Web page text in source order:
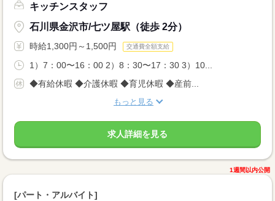
キッチンスタッフ
石川県金沢市/七ツ屋駅（徒歩 2分）
時給1,300円～1,500円 交通費全額支給
1）7：00〜16：00 2）8：30〜17：30 3）10...
◆有給休暇 ◆介護休暇 ◆育児休暇 ◆産前...
もっと見る
求人詳細を見る
1週間以内公開
[パート・アルバイト]